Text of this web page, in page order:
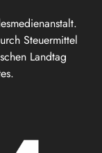
Steuermittel
Landtag